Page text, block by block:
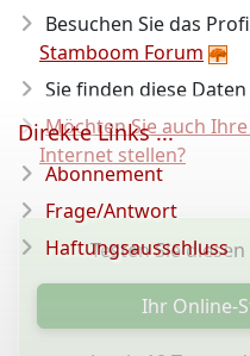
Besuchen Sie das
Stamboom Forum
Sie finden diese
Möchten Sie auch
Internet stellen?
Testen Sie
Ihr Online-
Direkte Links ...
Abonnement
Frage/Antwort
Haftungsausschluss